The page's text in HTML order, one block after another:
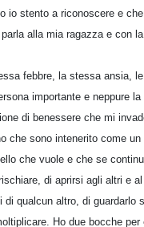
stento a riconoscere e
alla mia ragazza e con
febbre, la stessa ansia,
importante e neppure
di benessere che mi
che sono intenerito come
che vuole e che se
di aprirsi agli altri e
qualcun altro, di guardarlo
Ho due bocche